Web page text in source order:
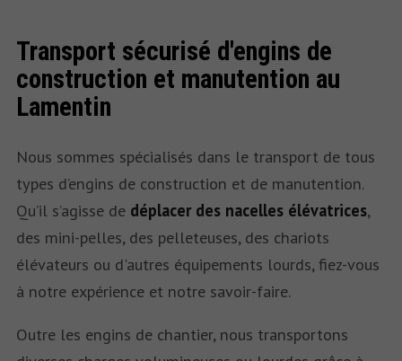
Transport sécurisé d'engins de
construction et manutention au
Lamentin
Nous sommes spécialisés dans le transport de tous
types d’engins de construction et de manutention.
Qu’il s’agisse de déplacer des nacelles élévatrices,
des mini-pelles, des pelleteuses, des chariots
élévateurs ou d'autres équipements lourds, fiez-vous
à notre expérience et notre savoir-faire.
Outre les engins de chantier, nous transportons